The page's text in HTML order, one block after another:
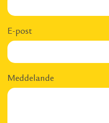
E-post
Meddelande